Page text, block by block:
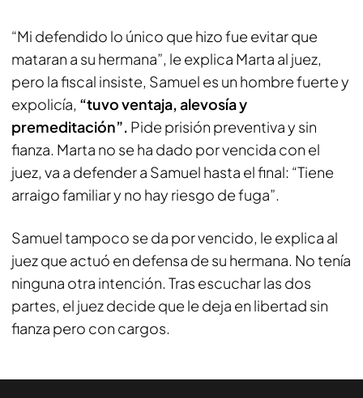
“Mi defendido lo único que hizo fue evitar que
mataran a su hermana”, le explica Marta al juez,
pero la fiscal insiste, Samuel es un hombre fuerte y
expolicía, “tuvo ventaja, alevosía y
premeditación”. Pide prisión preventiva y sin
fianza. Marta no se ha dado por vencida con el
juez, va a defender a Samuel hasta el final: “Tiene
arraigo familiar y no hay riesgo de fuga”.
Samuel tampoco se da por vencido, le explica al
juez que actuó en defensa de su hermana. No tenía
ninguna otra intención. Tras escuchar las dos
partes, el juez decide que le deja en libertad sin
fianza pero con cargos.